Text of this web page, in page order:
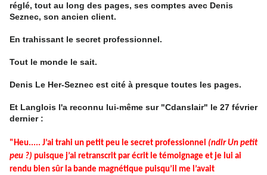
réglé, tout au long des pages, ses comptes avec Denis
Seznec, son ancien client.
En trahissant le secret professionnel.
Tout le monde le sait.
Denis Le Her-Seznec est cité à presque toutes les pages.
Et Langlois l'a reconnu lui-même sur "Cdanslair" le 27 février
dernier :
"Heu..... J’ai trahi un petit peu le secret professionnel (ndlr Un petit
peu ?) puisque j’ai retranscrit par écrit le témoignage et je lui ai
rendu bien sûr la bande magnétique puisqu’il me l’avait